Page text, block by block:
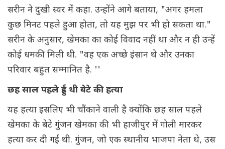
सरीन ने दुखी स्वर में कहा. उन्होंने आगे बताया, "अगर हमला
कुछ मिनट पहले हुआ होता, तो यह मुझ पर भी हो सकता था."
सरीन के अनुसार, खेमका का कोई विवाद नहीं था और न ही उन्हें
कोई धमकी मिली थी. "वह एक अच्छे इंसान थे और उनका
परिवार बहुत सम्मानित है. ''
छह साल पहले हुई थी बेटे की हत्या
यह हत्या इसलिए भी चौंकाने वाली है क्योंकि छह साल पहले
खेमका के बेटे गुंजन खेमका की भी हाजीपुर में गोली मारकर
हत्या कर दी गई थी. गुंजन, जो एक स्थानीय भाजपा नेता थे, उस